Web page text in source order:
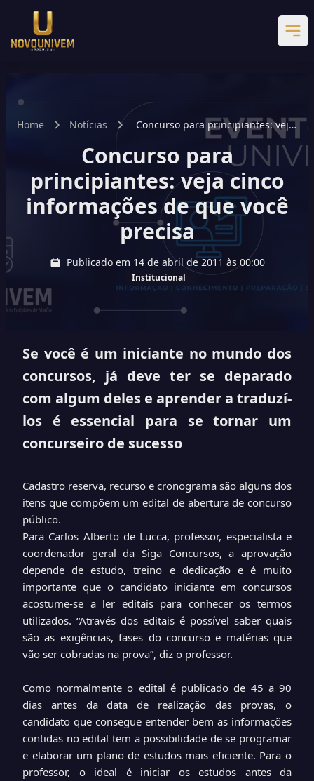
Home Notícias
Concurso para principiantes: veja
cinco informações de que você
precisa
Concurso para
principiantes: veja cinco
informações de que você
precisa
Publicado em 14 de abril de 2011 às 00:00
Institucional
Se você é um iniciante no mundo dos
concursos, já deve ter se deparado
com algum deles e aprender a traduzí-
los é essencial para se tornar um
concurseiro de sucesso
Cadastro reserva, recurso e cronograma são alguns dos
itens que compõem um edital de abertura de concurso
público.
Para Carlos Alberto de Lucca, professor, especialista e
coordenador geral da Siga Concursos, a aprovação
depende de estudo, treino e dedicação e é muito
importante que o candidato iniciante em concursos
acostume-se a ler editais para conhecer os termos
utilizados. “Através dos editais é possível saber quais
são as exigências, fases do concurso e matérias que
vão ser cobradas na prova”, diz o professor.
Como normalmente o edital é publicado de 45 a 90
dias antes da data de realização das provas, o
candidato que consegue entender bem as informações
contidas no edital tem a possibilidade de se programar
e elaborar um plano de estudos mais eficiente. Para o
professor, o ideal é iniciar os estudos antes da